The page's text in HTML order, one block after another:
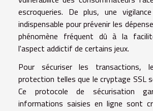
escroqueries. De plus, une
indispensable pour prévenir les
phénomène fréquent dû à la
l'aspect addictif de certains jeux.
Pour sécuriser les transactions,
protection telles que le cryptage SSL
Ce protocole de sécurisation
informations saisies en ligne sont